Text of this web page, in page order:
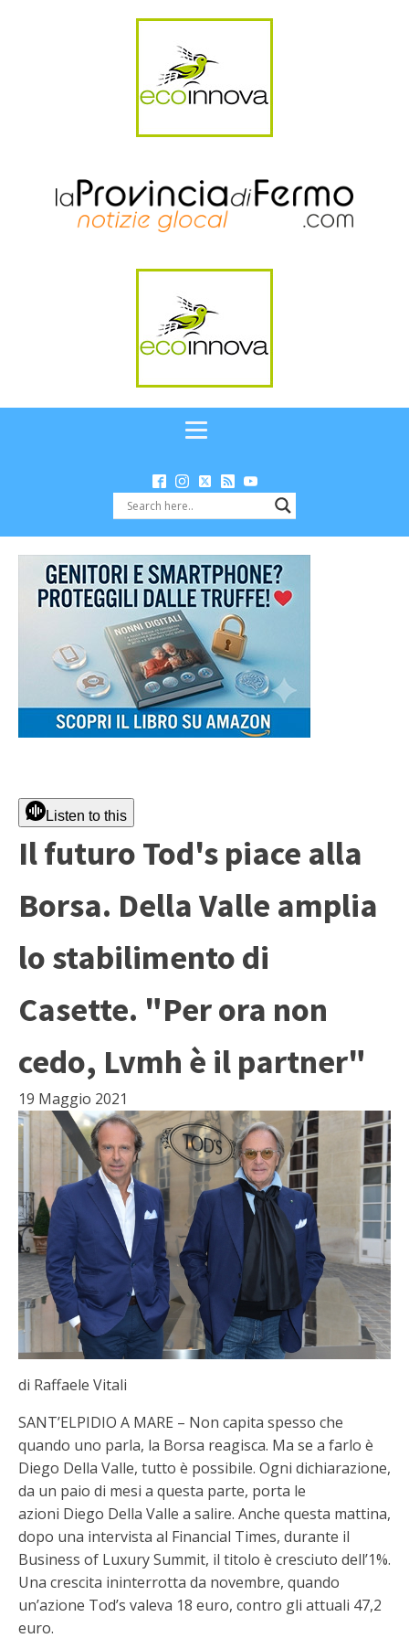
Listen to this
Il futuro Tod's piace alla
Borsa. Della Valle amplia
lo stabilimento di
Casette. "Per ora non
cedo, Lvmh è il partner"
19 Maggio 2021
di Raffaele Vitali
SANT’ELPIDIO A MARE – Non capita spesso che
quando uno parla, la Borsa reagisca. Ma se a farlo è
Diego Della Valle, tutto è possibile. Ogni dichiarazione,
da un paio di mesi a questa parte, porta le
azioni Diego Della Valle a salire. Anche questa mattina,
dopo una intervista al Financial Times, durante il
Business of Luxury Summit, il titolo è cresciuto dell’1%.
Una crescita ininterrotta da novembre, quando
un’azione Tod’s valeva 18 euro, contro gli attuali 47,2
euro.